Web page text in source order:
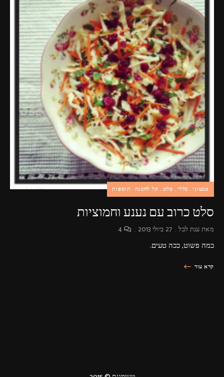
טבעוני כללי סלט קל להכנה תוספות
סלט כרוב עם נענע וחמוציות
מאתענת לבל 27 ביולי 2013
כמה פשוט, ככה טעים.
קרא עוד